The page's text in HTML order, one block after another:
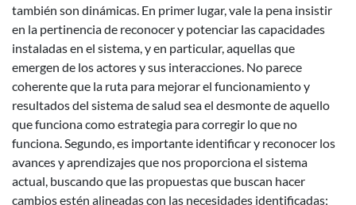
también son dinámicas. En primer lugar, vale la pena insistir
en la pertinencia de reconocer y potenciar las capacidades
instaladas en el sistema, y en particular, aquellas que
emergen de los actores y sus interacciones. No parece
coherente que la ruta para mejorar el funcionamiento y
resultados del sistema de salud sea el desmonte de aquello
que funciona como estrategia para corregir lo que no
funciona. Segundo, es importante identificar y reconocer los
avances y aprendizajes que nos proporciona el sistema
actual, buscando que las propuestas que buscan hacer
cambios estén alineadas con las necesidades identificadas;